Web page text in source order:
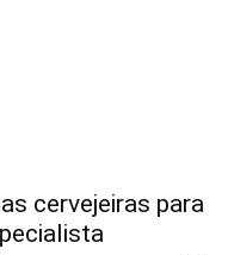
cervejeiras para